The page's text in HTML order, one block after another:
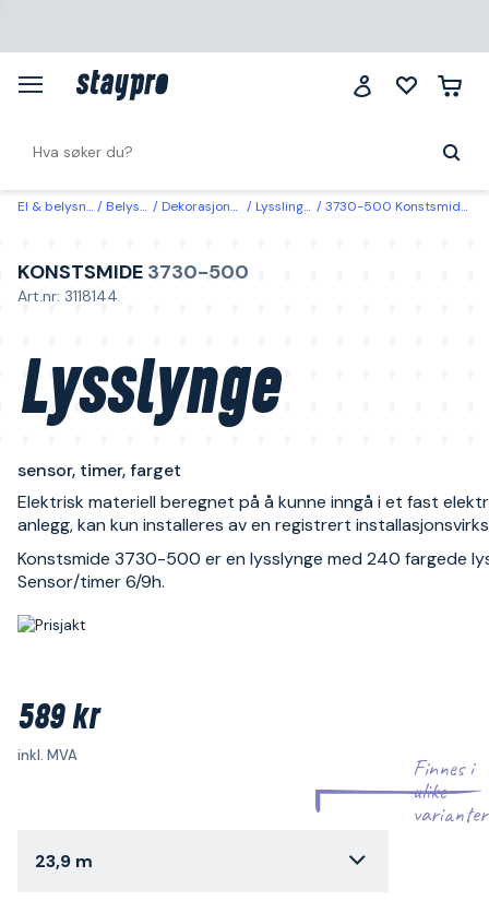
El & belysning Belysning Dekorasjonsbelysning Lysslinger & lysnett 3730-500 Konstsmide Lysslynge sensor, timer, farget 23,9 m
KONSTSMIDE 3730-500
Art.nr: 3118144
Lysslynge
sensor, timer, farget
Elektrisk materiell beregnet på å kunne inngå i et fast
anlegg, kan kun installeres av en registrert
Konstsmide 3730-500 er en lysslynge med 240 fargede
Sensor/timer 6/9h.
589 kr
inkl. MVA
Finnes i
ulike
varianter
23,9 m